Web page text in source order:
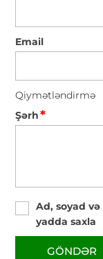
Email
Qiymətləndirmə
Şərh*
Ad, soyad
yadda saxla
GÖNDƏR